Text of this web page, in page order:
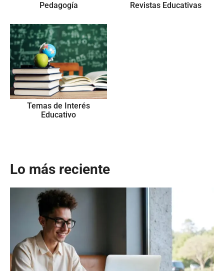
Pedagogía Revistas Educativas
Temas de Interés
Educativo
Lo más reciente